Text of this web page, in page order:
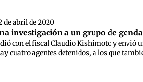
de abril de 2020
investigación a un grupo de
con el fiscal Claudio Kishimoto y
cuatro agentes detenidos, a los que